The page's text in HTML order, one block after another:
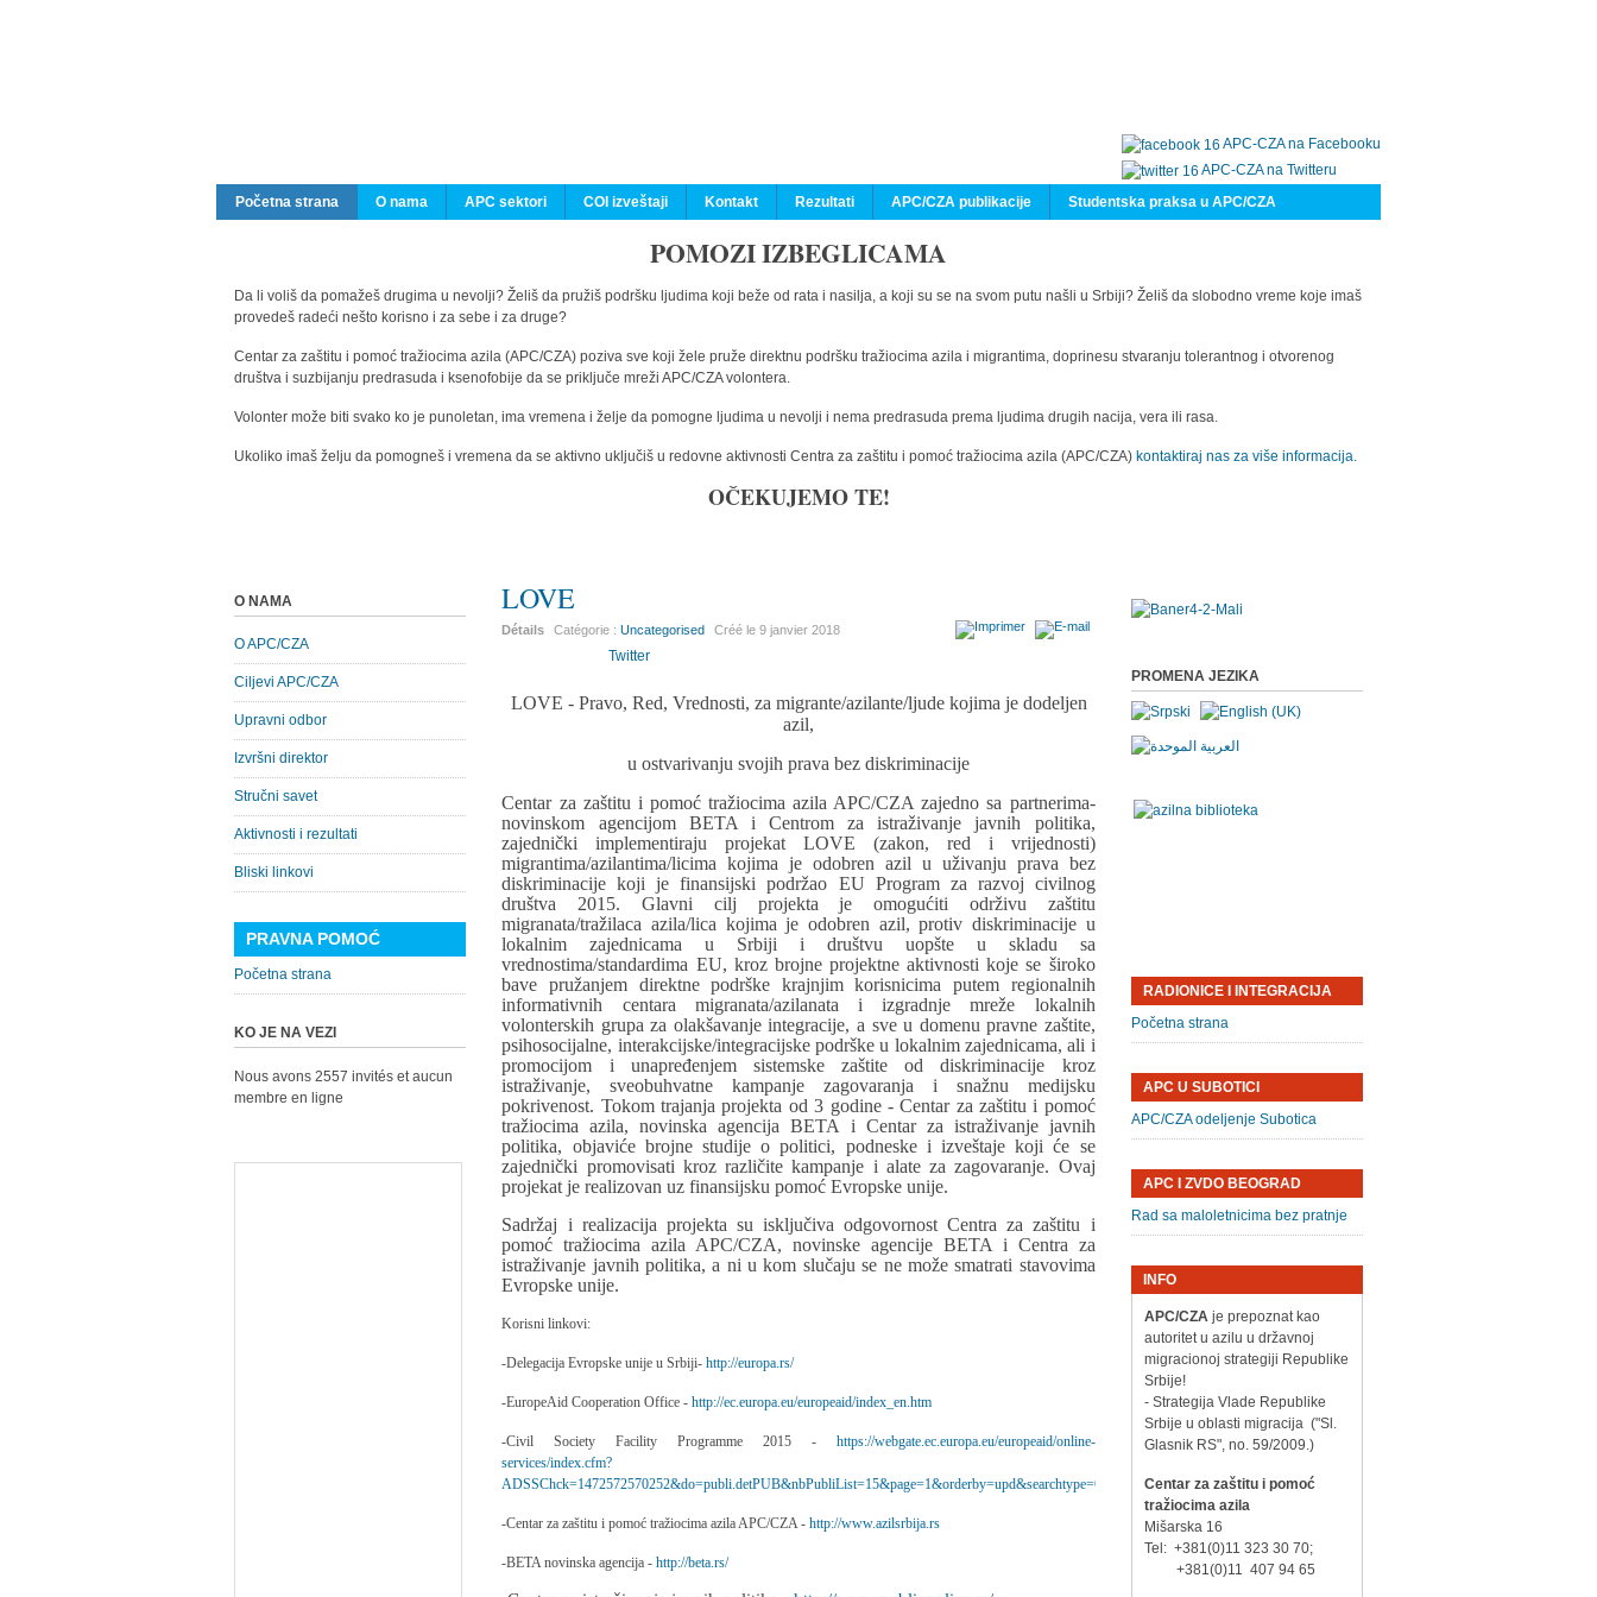
APC-CZA na Facebooku
APC-CZA na Twitteru
Početna strana
O nama APC sektori COI izveštaji Kontakt Rezultati APC/CZA publikacije Studentska praksa u APC/CZA
POMOZI IZBEGLICAMA
Da li voliš da pomažeš drugima u nevolji? Želiš da pružiš podršku ljudima koji beže od rata i nasilja, a koji su se na svom putu našli u Srbiji? Želiš da slobodno vreme koje imaš
provedeš radeći nešto korisno i za sebe i za druge?
Centar za zaštitu i pomoć tražiocima azila (APC/CZA) poziva sve koji žele pruže direktnu podršku tražiocima azila i migrantima, doprinesu stvaranju tolerantnog i otvorenog
društva i suzbijanju predrasuda i ksenofobije da se priključe mreži APC/CZA volontera.
Volonter može biti svako ko je punoletan, ima vremena i želje da pomogne ljudima u nevolji i nema predrasuda prema ljudima drugih nacija, vera ili rasa.
Ukoliko imaš želju da pomogneš i vremena da se aktivno uključiš u redovne aktivnosti Centra za zaštitu i pomoć tražiocima azila (APC/CZA) kontaktiraj nas za više informacija.
OČEKUJEMO TE!
LOVE
Détails Catégorie :Uncategorised Créé le9 janvier 2018
Twitter
LOVE - Pravo, Red, Vrednosti, za migrante/azilante/ljude kojima je dodeljen
azil,
u ostvarivanju svojih prava bez diskriminacije
Centar za zaštitu i pomoć tražiocima azila APC/CZA zajedno sa partnerima-
novinskom agencijom BETA i Centrom za istraživanje javnih politika,
zajednički implementiraju projekat LOVE (zakon, red i vrijednosti)
migrantima/azilantima/licima kojima je odobren azil u uživanju prava bez
diskriminacije koji je finansijski podržao EU Program za razvoj civilnog
društva 2015. Glavni cilj projekta je omogućiti održivu zaštitu
migranata/tražilaca azila/lica kojima je odobren azil, protiv diskriminacije u
lokalnim zajednicama u Srbiji i društvu uopšte u skladu sa
vrednostima/standardima EU, kroz brojne projektne aktivnosti koje se široko
bave pružanjem direktne podrške krajnjim korisnicima putem regionalnih
informativnih centara migranata/azilanata i izgradnje mreže lokalnih
volonterskih grupa za olakšavanje integracije, a sve u domenu pravne zaštite,
psihosocijalne, interakcijske/integracijske podrške u lokalnim zajednicama, ali i
promocijom i unapređenjem sistemske zaštite od diskriminacije kroz
istraživanje, sveobuhvatne kampanje zagovaranja i snažnu medijsku
pokrivenost. Tokom trajanja projekta od 3 godine - Centar za zaštitu i pomoć
tražiocima azila, novinska agencija BETA i Centar za istraživanje javnih
politika, objaviće brojne studije o politici, podneske i izveštaje koji će se
zajednički promovisati kroz različite kampanje i alate za zagovaranje. Ovaj
projekat je realizovan uz finansijsku pomoć Evropske unije.
Sadržaj i realizacija projekta su isključiva odgovornost Centra za zaštitu i
pomoć tražiocima azila APC/CZA, novinske agencije BETA i Centra za
istraživanje javnih politika, a ni u kom slučaju se ne može smatrati stavovima
Evropske unije.
Korisni linkovi:
-Delegacija Evropske unije u Srbiji-http://europa.rs/
-EuropeAid Cooperation Office -http://ec.europa.eu/europeaid/index_en.htm
-Civil Society Facility Programme 2015 - https://webgate.ec.europa.eu/europeaid/online-
services/index.cfm?
ADSSChck=1472572570252&do=publi.detPUB&nbPubliList=15&page=1&orderby=upd&searchtype=QS&orderbyad=Desc&aoref=152728&userlanguage=en
-Centar za zaštitu i pomoć tražiocima azila APC/CZA -http://www.azilsrbija.rs
-BETA novinska agencija -http://beta.rs/
O NAMA
O APC/CZA
Ciljevi APC/CZA
Upravni odbor
Izvršni direktor
Stručni savet
Aktivnosti i rezultati
Bliski linkovi
PRAVNA POMOĆ
Početna strana
KO JE NA VEZI
Nous avons 2557 invités et aucun
membre en ligne
PROMENA JEZIKA
RADIONICE I INTEGRACIJA
Početna strana
APC U SUBOTICI
APC/CZA odeljenje Subotica
APC I ZVDO BEOGRAD
Rad sa maloletnicima bez pratnje
INFO
APC/CZAje prepoznat kao
autoritet u azilu u državnoj
migracionoj strategiji Republike
Srbije!
- Strategija Vlade Republike
Srbije u oblasti migracija ("Sl.
Glasnik RS", no. 59/2009.)
Centar za zaštitu i pomoć
tražiocima azila
Mišarska 16
Tel: +381(0)11 323 30 70;
+381(0)11 407 94 65